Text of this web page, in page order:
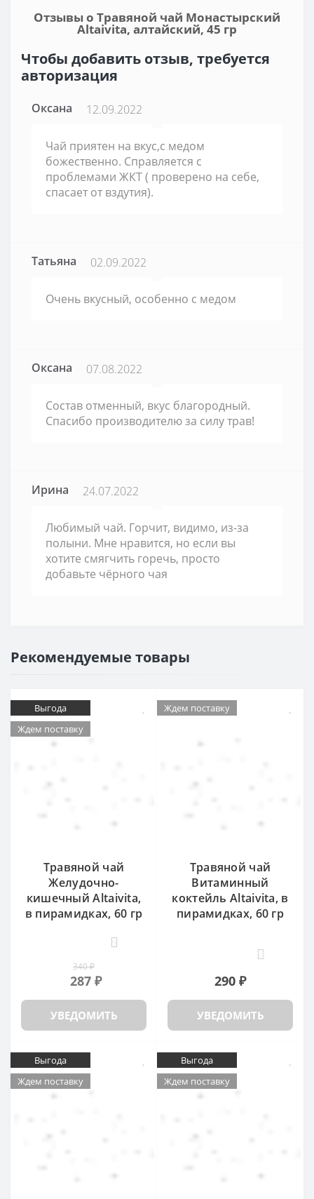
Отзывы о Травяной чай Монастырский
Altaivita, алтайский, 45 гр
Чтобы добавить отзыв, требуется
авторизация
Оксана 12.09.2022
Чай приятен на вкус,с медом
божественно. Справляется с
проблемами ЖКТ ( проверено на себе,
спасает от вздутия).
Татьяна 02.09.2022
Очень вкусный, особенно с медом
Оксана 07.08.2022
Состав отменный, вкус благородный.
Спасибо производителю за силу трав!
Ирина 24.07.2022
Любимый чай. Горчит, видимо, из-за
полыни. Мне нравится, но если вы
хотите смягчить горечь, просто
добавьте чёрного чая
Рекомендуемые товары
Выгода
Ждем поставку
Травяной чай
Желудочно-
кишечный Altaivita,
в пирамидках, 60 гр
340 ₽
287 ₽
УВЕДОМИТЬ
Ждем поставку
Травяной чай
Витаминный
коктейль Altaivita, в
пирамидках, 60 гр
18
290 ₽
УВЕДОМИТЬ
Выгода
Ждем поставку
Выгода
Ждем поставку